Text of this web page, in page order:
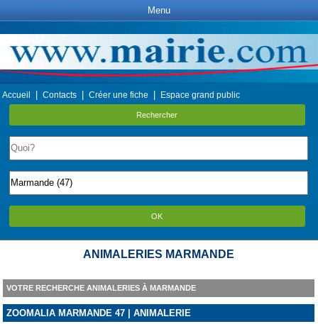
Menu
Accueil Contacts Créer une fiche Espace grand public
Rechercher
OK
ANIMALERIES MARMANDE
VOTRE RECHERCHE ANIMALERIES À MARMANDE
ZOOMALIA MARMANDE 47 | ANIMALERIE